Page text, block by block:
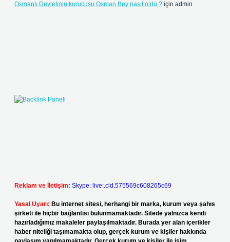
Osmanlı Devletinin kurucusu Osman Bey nasıl öldü ? için admin
Reklam ve İletişim: Skype: live:.cid.575569c608265c69
Yasal Uyarı: Bu internet sitesi, herhangi bir marka, kurum veya şahıs
şirketi ile hiçbir bağlantısı bulunmamaktadır. Sitede yalnızca kendi
hazırladığımız makaleler paylaşılmaktadır. Burada yer alan içerikler
haber niteliği taşımamakta olup, gerçek kurum ve kişiler hakkında